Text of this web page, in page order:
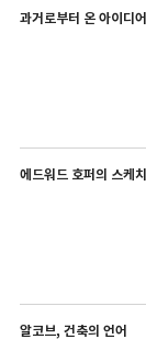
과거로부터 온 아이디어
에드워드 호퍼의 스케치
알코브, 건축의 언어